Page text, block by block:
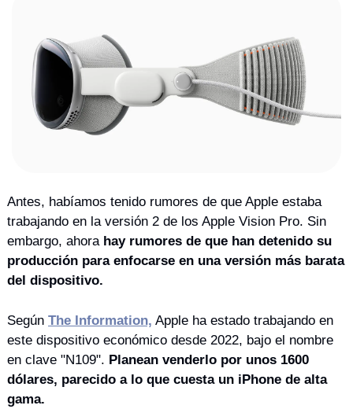
Antes, habíamos tenido rumores de que Apple estaba
trabajando en la versión 2 de los Apple Vision Pro. Sin
embargo, ahora hay rumores de que han detenido su
producción para enfocarse en una versión más barata
del dispositivo.
Según The Information, Apple ha estado trabajando en
este dispositivo económico desde 2022, bajo el nombre
en clave "N109". Planean venderlo por unos 1600
dólares, parecido a lo que cuesta un iPhone de alta
gama.